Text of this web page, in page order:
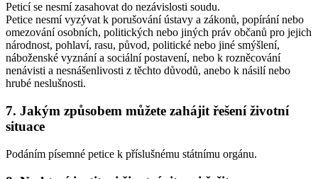
Peticí se nesmí zasahovat do nezávislosti soudu.
Petice nesmí vyzývat k porušování ústavy a zákonů, popírání nebo
omezování osobních, politických nebo jiných práv občanů pro jejich
národnost, pohlaví, rasu, původ, politické nebo jiné smýšlení,
náboženské vyznání a sociální postavení, nebo k rozněcování
nenávisti a nesnášenlivosti z těchto důvodů, anebo k násilí nebo
hrubé neslušnosti.
7. Jakým způsobem můžete zahájit řešení životní
situace
Podáním písemné petice k příslušnému státnímu orgánu.